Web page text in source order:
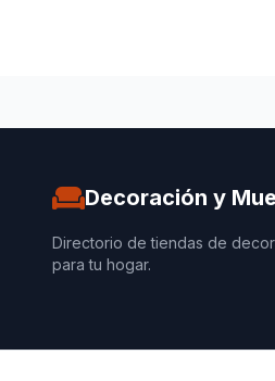
Decoración y
Directorio de tiendas de
para tu hogar.